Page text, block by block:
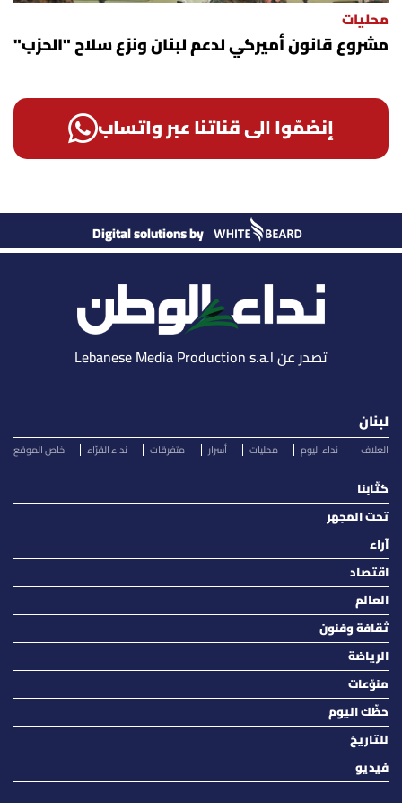
محليات
مشروع قانون أميركي لدعم لبنان ونزع سلاح "الحزب"
إنضمّوا الى قناتنا عبر واتساب
Digital solutions by
تصدر عن Lebanese Media Production s.a.l
لبنان
الغلاف نداء اليوم محليات أسرار متفرقات نداء القرّاء خاص الموقع
كتّابنا
تحت المجهر
آراء
اقتصاد
العالم
ثقافة وفنون
الرياضة
منوّعات
حظّك اليوم
للتاريخ
فيديو